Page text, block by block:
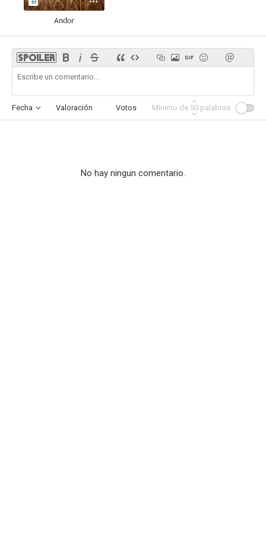
Andor
Fecha Valoración Votos Afinidad
Mínimo de 50 palabras
No hay ningun comentario.